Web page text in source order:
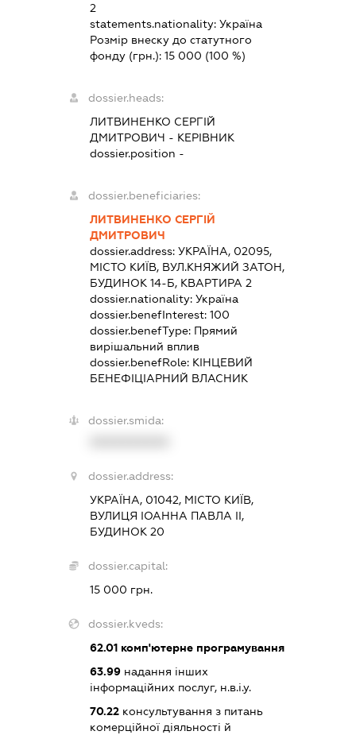
2
statements.nationality: Україна
Розмір внеску до статутного
фонду (грн.): 15 000 (100 %)
dossier.heads:
ЛИТВИНЕНКО СЕРГІЙ
ДМИТРОВИЧ - КЕРІВНИК
dossier.position -
dossier.beneficiaries:
ЛИТВИНЕНКО СЕРГІЙ
ДМИТРОВИЧ
dossier.address: УКРАЇНА, 02095,
МІСТО КИЇВ, ВУЛ.КНЯЖИЙ ЗАТОН,
БУДИНОК 14-Б, КВАРТИРА 2
dossier.nationality: Україна
dossier.benefInterest: 100
dossier.benefType: Прямий
вирішальний вплив
dossier.benefRole: КІНЦЕВИЙ
БЕНЕФІЦІАРНИЙ ВЛАСНИК
dossier.smida:
dossier.address:
УКРАЇНА, 01042, МІСТО КИЇВ,
ВУЛИЦЯ ІОАННА ПАВЛА ІІ,
БУДИНОК 20
dossier.capital:
15 000 грн.
dossier.kveds:
62.01комп'ютерне програмування
63.99надання інших
інформаційних послуг, н.в.і.у.
70.22консультування з питань
комерційної діяльності й